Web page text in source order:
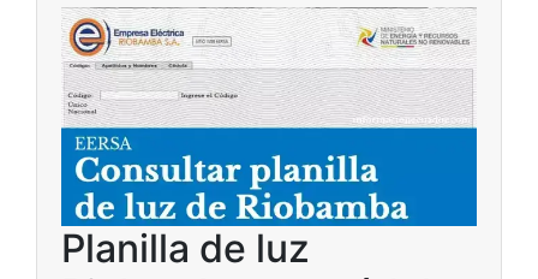
Planilla de luz